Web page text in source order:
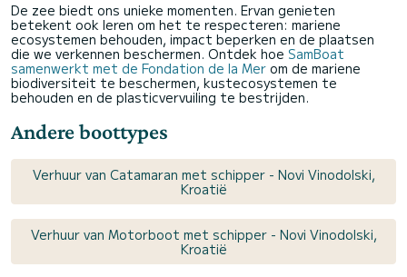
De zee biedt ons unieke momenten. Ervan genieten
betekent ook leren om het te respecteren: mariene
ecosystemen behouden, impact beperken en de plaatsen
die we verkennen beschermen. Ontdek hoe SamBoat
samenwerkt met de Fondation de la Mer om de mariene
biodiversiteit te beschermen, kustecosystemen te
behouden en de plasticvervuiling te bestrijden.
Andere boottypes
Verhuur van Catamaran met schipper - Novi Vinodolski,
Kroatië
Verhuur van Motorboot met schipper - Novi Vinodolski,
Kroatië